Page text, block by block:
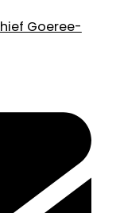
Goeree-